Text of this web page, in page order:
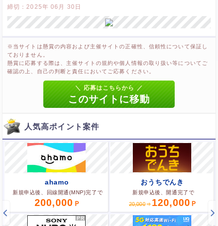
2025年 06月 30日
※当サイトは懸賞の内容および主催サイトの正確性、信頼性について保証し
ておりません。
懸賞に応募する際は、主催サイトの規約や個人情報の取り扱い等についてご
確認の上、自己の判断と責任においてご応募ください。
人気高ポイント案件
ahamo
新規申込後、回線開通(MNP)完了で
200,000
おうちでんき
新規申込後、開通完了で
20,000
120,000